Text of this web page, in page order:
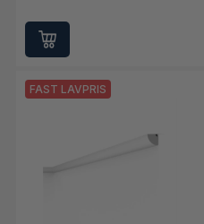
FAST LAVPRIS